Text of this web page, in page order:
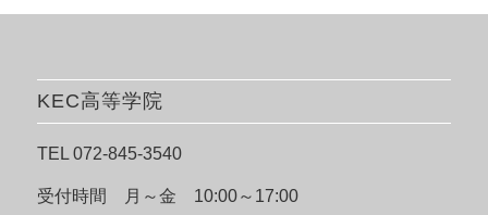
KEC高等学院
TEL 072-845-3540
受付時間 月～金 10:00～17:00